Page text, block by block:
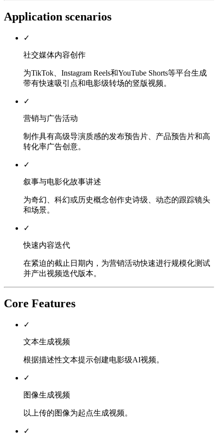
Application scenarios
✓
社交媒体内容创作
为TikTok、Instagram Reels和YouTube Shorts等平台生成
带有快速吸引点和电影级转场的竖版视频。
✓
营销与广告活动
制作具有高级导演质感的发布预告片、产品预告片和高
转化率广告创意。
✓
叙事与电影化故事讲述
为奇幻、科幻或历史概念创作史诗级、动态的跟踪镜头
和场景。
✓
快速内容迭代
在紧迫的截止日期内，为营销活动快速进行规模化测试
并产出视频迭代版本。
Core Features
✓
文本生成视频
根据描述性文本提示创建电影级AI视频。
✓
图像生成视频
以上传的图像为起点生成视频。
✓